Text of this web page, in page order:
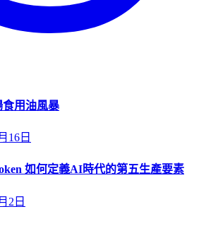
用油風暴
16日
如何定義AI時代的第五生產要素
2日